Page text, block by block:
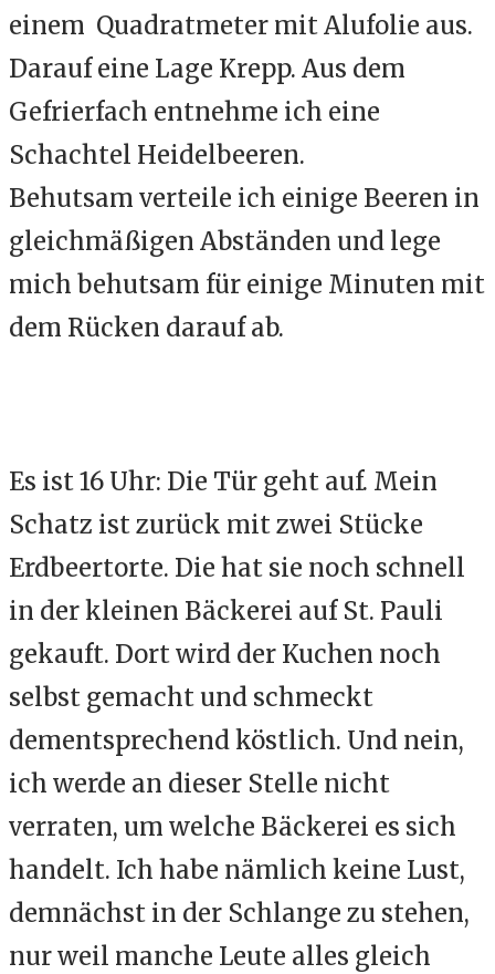
einem Quadratmeter mit Alufolie aus.
Darauf eine Lage Krepp. Aus dem
Gefrierfach entnehme ich eine
Schachtel Heidelbeeren.
Behutsam verteile ich einige Beeren in
gleichmäßigen Abständen und lege
mich behutsam für einige Minuten mit
dem Rücken darauf ab.
Es ist 16 Uhr: Die Tür geht auf. Mein
Schatz ist zurück mit zwei Stücke
Erdbeertorte. Die hat sie noch schnell
in der kleinen Bäckerei auf St. Pauli
gekauft. Dort wird der Kuchen noch
selbst gemacht und schmeckt
dementsprechend köstlich. Und nein,
ich werde an dieser Stelle nicht
verraten, um welche Bäckerei es sich
handelt. Ich habe nämlich keine Lust,
demnächst in der Schlange zu stehen,
nur weil manche Leute alles gleich